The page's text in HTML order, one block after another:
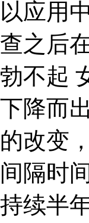
以应用
查之后
勃不起
下降而
的改变
间隔时
持续半